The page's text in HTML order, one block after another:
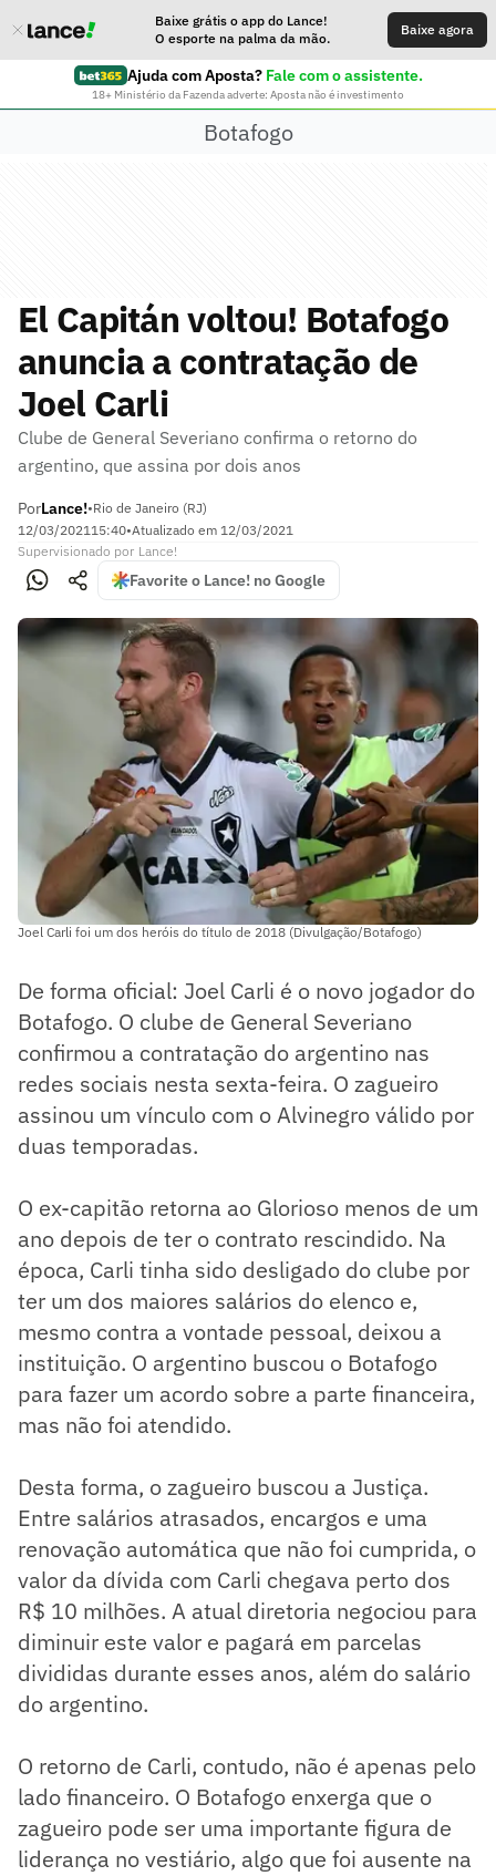
Baixe grátis o app do Lance!
O esporte na palma da mão.
Baixe agora
Ajuda com Aposta? Fale com o assistente.
18+ Ministério da Fazenda adverte: Aposta não é investimento
Botafogo
El Capitán voltou! Botafogo
anuncia a contratação de
Joel Carli
Clube de General Severiano confirma o retorno do
argentino, que assina por dois anos
PorLance!•Rio de Janeiro (RJ)
12/03/202115:40•Atualizado em 12/03/2021
Supervisionado por Lance!
Favorite o Lance! no Google
Joel Carli foi um dos heróis do título de 2018 (Divulgação/Botafogo)
De forma oficial: Joel Carli é o novo jogador do
Botafogo. O clube de General Severiano
confirmou a contratação do argentino nas
redes sociais nesta sexta-feira. O zagueiro
assinou um vínculo com o Alvinegro válido por
duas temporadas.
O ex-capitão retorna ao Glorioso menos de um
ano depois de ter o contrato rescindido. Na
época, Carli tinha sido desligado do clube por
ter um dos maiores salários do elenco e,
mesmo contra a vontade pessoal, deixou a
instituição. O argentino buscou o Botafogo
para fazer um acordo sobre a parte financeira,
mas não foi atendido.
Desta forma, o zagueiro buscou a Justiça.
Entre salários atrasados, encargos e uma
renovação automática que não foi cumprida, o
valor da dívida com Carli chegava perto dos
R$ 10 milhões. A atual diretoria negociou para
diminuir este valor e pagará em parcelas
divididas durante esses anos, além do salário
do argentino.
O retorno de Carli, contudo, não é apenas pelo
lado financeiro. O Botafogo enxerga que o
zagueiro pode ser uma importante figura de
liderança no vestiário, algo que foi ausente na